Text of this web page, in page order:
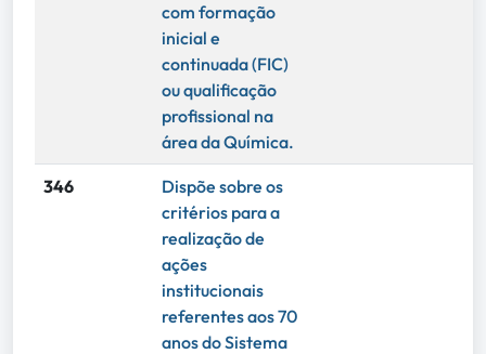
com formação
inicial e
continuada (FIC)
ou qualificação
profissional na
área da Química.
346
Dispõe sobre os
critérios para a
realização de
ações
institucionais
referentes aos 70
anos do Sistema